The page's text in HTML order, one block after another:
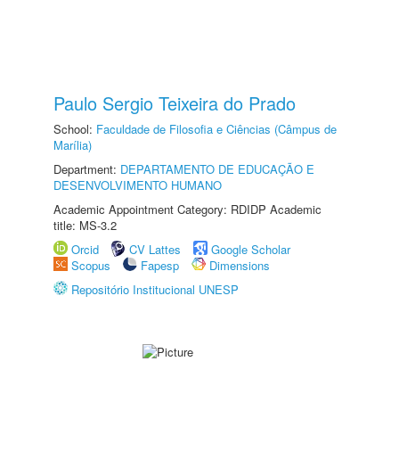
Paulo Sergio Teixeira do Prado
School: Faculdade de Filosofia e Ciências (Câmpus de
Marília)
Department: DEPARTAMENTO DE EDUCAÇÃO E
DESENVOLVIMENTO HUMANO
Academic Appointment Category: RDIDP Academic
title: MS-3.2
Orcid
CV Lattes
Google Scholar
Scopus
Fapesp
Dimensions
Repositório Institucional UNESP